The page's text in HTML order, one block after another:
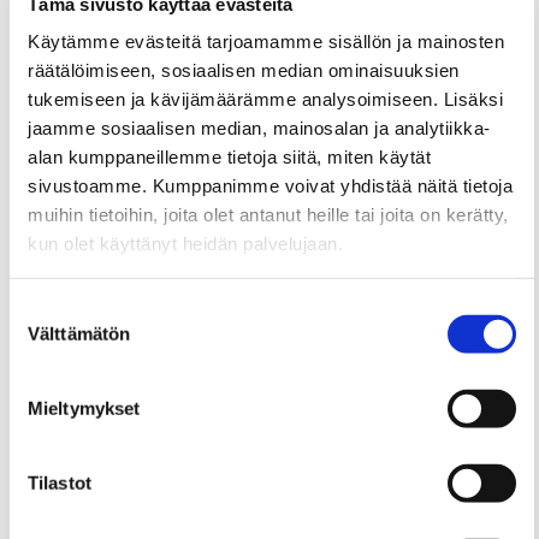
Käytämme evästeitä tarjoamamme sisällön ja mainosten
räätälöimiseen, sosiaalisen median ominaisuuksien
tukemiseen ja kävijämäärämme analysoimiseen. Lisäksi
jaamme sosiaalisen median, mainosalan ja analytiikka-
alan kumppaneillemme tietoja siitä, miten käytät
sivustoamme. Kumppanimme voivat yhdistää näitä tietoja
muihin tietoihin, joita olet antanut heille tai joita on kerätty,
kun olet käyttänyt heidän palvelujaan.
Katso lisätietoja käyttämistämme evästeistä
valinta
Välttämätön
Mieltymykset
Tilastot
Monikäyttöinen klassikko
Tämä tuoli sopii täydellisesti ruokapöydän ääreen,
olohuoneeseen nojatuoliksi, makuuhuoneeseen, eteiseen,
työpisteelle tai pukeutumishuoneeseen.
Tuo historiallisista tyyleistä inspiroituneeseen sisustukseen
katseenvangitsijaksi.
istuinosa takaavat miellyttävän istuintuntuman. Tuolissa
viihtyy mielellään vähän pidempäänkin ja tukevien käsinojien
sitä myös neuvottelutiloihin tai kabinetteihin.